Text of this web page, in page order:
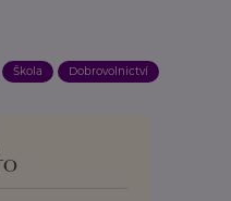
Škola Dobrovolnictví